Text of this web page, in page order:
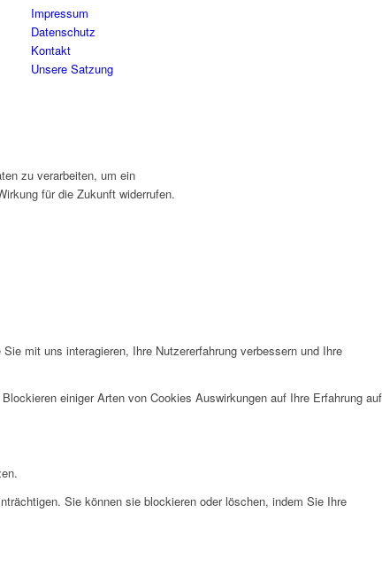
Impressum
Datenschutz
Kontakt
Unsere Satzung
zu verarbeiten, um ein
für die Zukunft widerrufen.
mit uns interagieren, Ihre Nutzererfahrung verbessern und Ihre
einiger Arten von Cookies Auswirkungen auf Ihre Erfahrung auf
Sie können sie blockieren oder löschen, indem Sie Ihre